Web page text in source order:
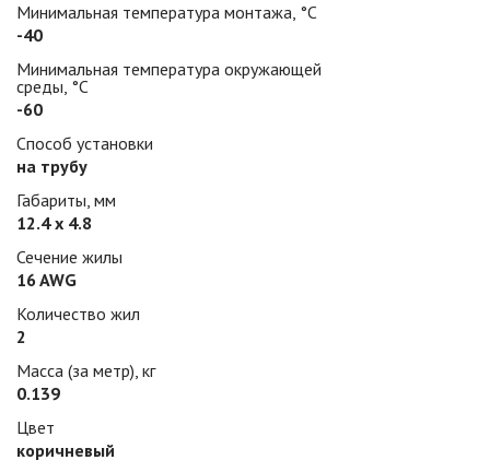
Минимальная температура монтажа, °С
-40
Минимальная температура окружающей
среды, °С
-60
Способ установки
на трубу
Габариты, мм
12.4 х 4.8
Сечение жилы
16 AWG
Количество жил
2
Масса (за метр), кг
0.139
Цвет
коричневый